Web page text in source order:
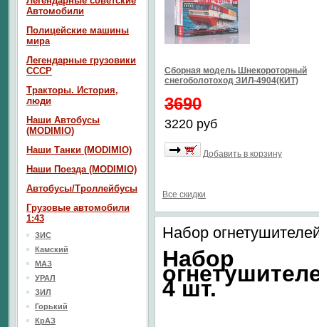
Сборная модель Шнекороторный
снегоболотоход ЗИЛ-4904(КИТ)
3690
3220 руб
Добавить в корзину
Все скидки
Набор
Набор
4 шт.
Автомобили
Полицейские машины
мира
Легендарные грузовики
СССР
Тракторы. История,
люди
Наши Автобусы
(MODIMIO)
Наши Танки (MODIMIO)
Наши Поезда (MODIMIO)
Автобусы/Троллейбусы
Грузовые автомобили
1:43
ЗИС
Камский
МАЗ
УРАЛ
ЗИЛ
Горький
КрАЗ